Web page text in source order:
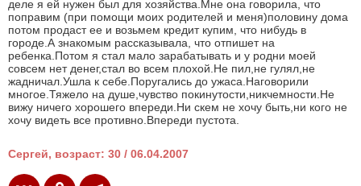
деле я ей нужен был для хозяйства.Мне она говорила, что
поправим (при помощи моих родителей и меня)половину дома
потом продаст ее и возьмем кредит купим, что нибудь в
городе.А знакомым рассказывала, что отпишет на
ребенка.Потом я стал мало зарабатывать и у родни моей
совсем нет денег,стал во всем плохой.Не пил,не гулял,не
жадничал.Ушла к себе.Поругались до ужаса.Наговорили
многое.Тяжело на душе,чувство покинутости,никчемности.Не
вижу ничего хорошего впереди.Ни скем не хочу быть,ни кого не
хочу видеть все противно.Впереди пустота.
Сергей, возраст: 30 / 06.04.2007